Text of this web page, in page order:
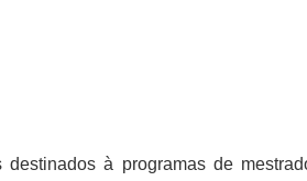
destinados à programas de